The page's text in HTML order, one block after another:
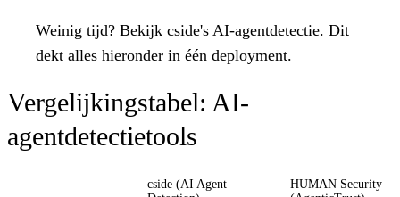
Weinig tijd? Bekijk cside's AI-agentdetectie. Dit
dekt alles hieronder in één deployment.
Vergelijkingstabel: AI-
agentdetectietools
cside (AI Agent
HUMAN Security